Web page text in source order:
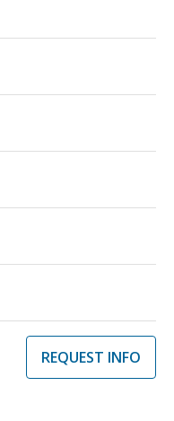
REQUEST INFO